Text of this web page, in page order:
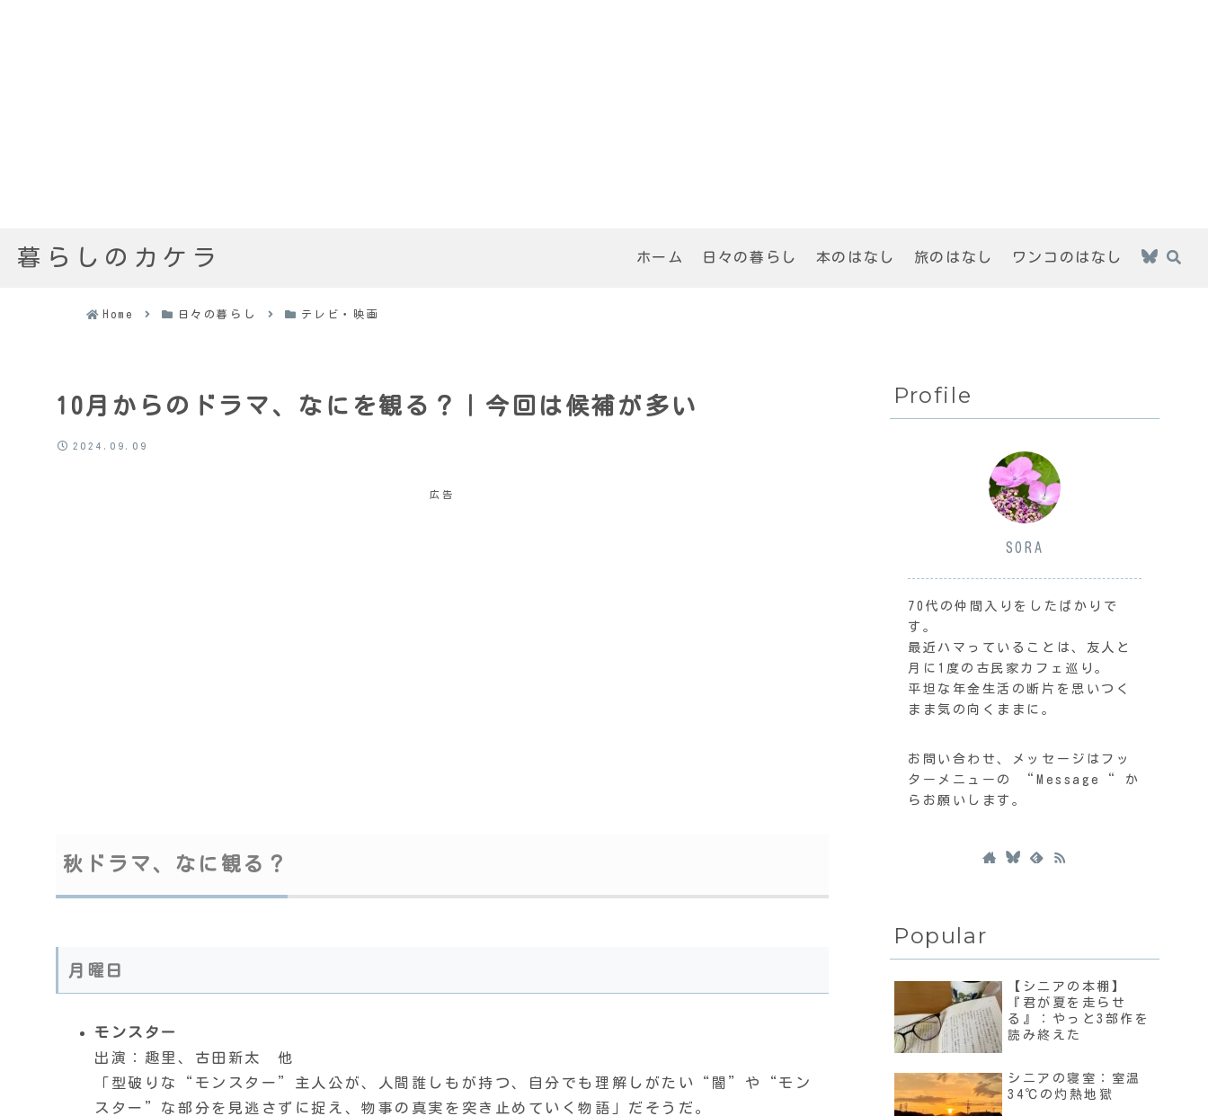
暮らしのカケラ ホーム 日々の暮らし 本のはなし 旅のはなし ワンコのはなし
Home 日々の暮らし テレビ・映画
10月からのドラマ、なにを観る？｜今回は候補が多い
2024.09.09
広告
秋ドラマ、なに観る？
月曜日
モンスター
出演：趣里、古田新太 他
「型破りな“モンスター”主人公が、人間誰しもが持つ、自分でも理解しがたい“闇”や“モン
スター”な部分を見逃さずに捉え、物事の真実を突き止めていく物語」だそうだ。
Profile
SORA
70代の仲間入りをしたばかりで
す。
最近ハマっていることは、友人と
月に1度の古民家カフェ巡り。
平坦な年金生活の断片を思いつく
まま気の向くままに。
お問い合わせ、メッセージはフッ
ターメニューの “Message“ か
らお願いします。
Popular
【シニアの本棚】
『君が夏を走らせ
る』：やっと3部作を
読み終えた
シニアの寝室：室温
34℃の灼熱地獄